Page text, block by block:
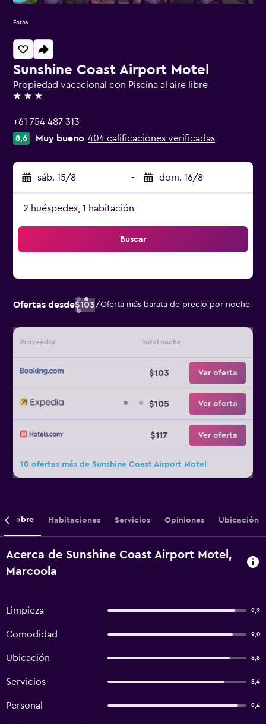
Sunshine Coast Airport Motel
Propiedad vacacional con Piscina al aire libre
3 estrellas
+61 754 487 313
8,6 Muy bueno 404 calificaciones verificadas
sáb. 15/8 - dom. 16/8
2 huéspedes, 1 habitación
Buscar
Ofertas desde$103/Oferta más barata de precio por noche
Proveedor Total noche
$103 Ver oferta
$105 Ver oferta
$117 Ver oferta
10 ofertas más de Sunshine Coast Airport Motel
Fotos
Sobre Habitaciones Servicios Opiniones Ubicación
Acerca de Sunshine Coast Airport Motel,
Marcoola
Limpieza 9,2
Comodidad 9,0
Ubicación 8,8
Servicios 8,4
Personal 9,4